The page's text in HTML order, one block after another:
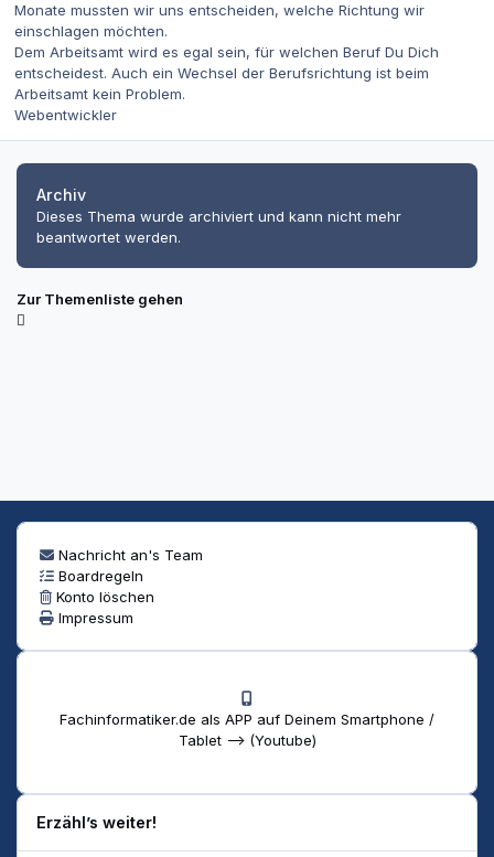
Monate mussten wir uns entscheiden, welche Richtung wir
einschlagen möchten.
Dem Arbeitsamt wird es egal sein, für welchen Beruf Du Dich
entscheidest. Auch ein Wechsel der Berufsrichtung ist beim
Arbeitsamt kein Problem.
Webentwickler
Archiv
Dieses Thema wurde archiviert und kann nicht mehr
beantwortet werden.
Zur Themenliste gehen
Nachricht an's Team
Boardregeln
Konto löschen
Impressum
Fachinformatiker.de als APP auf Deinem Smartphone /
Tablet --> (Youtube)
Erzähl’s weiter!